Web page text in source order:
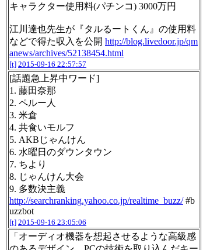
キャラクター使用料(パチンコ) 3000万円
江川達也先生が『タルるートくん』の使用料
などで得た収入を公開 http://blog.livedoor.jp/qm
anews/archives/52138454.html
[t] 2015-09-16 22:57:57
[話題急上昇中ワード]
1. 藤田奈那
2. ペルー人
3. 米倉
4. 共食いモルフ
5. AKBじゃんけん
6. 水曜日のダウンタウン
7. ちより
8. じゃんけん大会
9. 多数決主義
http://searchranking.yahoo.co.jp/realtime_buzz/#b
uzzbot
[t] 2015-09-16 23:05:06
「オーディオ機器を想起させるような高級感